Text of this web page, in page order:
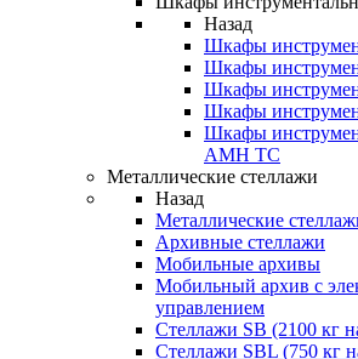
Назад
Шкафы
Шкафы
Шкафы
Шкафы
Шкафы
AMH TC
Металлические стеллажи
Назад
Металлические
Архивные стеллажи
Мобильные архивы
Мобильный архив с
управлением
Стеллажи SB (2100 кг
Стеллажи SBL (750 кг